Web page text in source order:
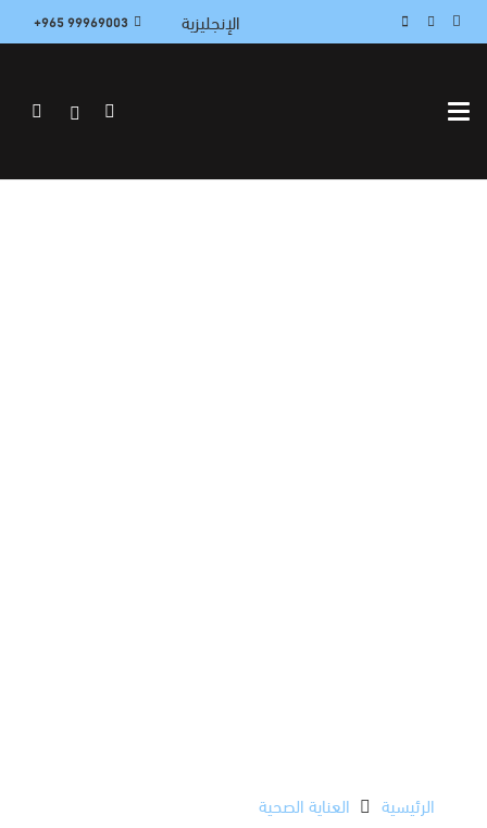
الإنجليزية 99969003 965+
الرئيسية العناية الصحية